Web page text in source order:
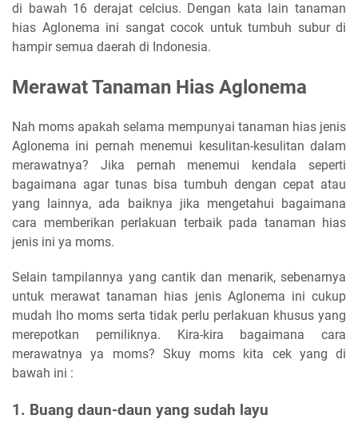
di bawah 16 derajat celcius. Dengan kata lain tanaman
hias Aglonema ini sangat cocok untuk tumbuh subur di
hampir semua daerah di Indonesia.
Merawat Tanaman Hias Aglonema
Nah moms apakah selama mempunyai tanaman hias jenis
Aglonema ini pernah menemui kesulitan-kesulitan dalam
merawatnya? Jika pernah menemui kendala seperti
bagaimana agar tunas bisa tumbuh dengan cepat atau
yang lainnya, ada baiknya jika mengetahui bagaimana
cara memberikan perlakuan terbaik pada tanaman hias
jenis ini ya moms.
Selain tampilannya yang cantik dan menarik, sebenarnya
untuk merawat tanaman hias jenis Aglonema ini cukup
mudah lho moms serta tidak perlu perlakuan khusus yang
merepotkan pemiliknya. Kira-kira bagaimana cara
merawatnya ya moms? Skuy moms kita cek yang di
bawah ini :
1. Buang daun-daun yang sudah layu